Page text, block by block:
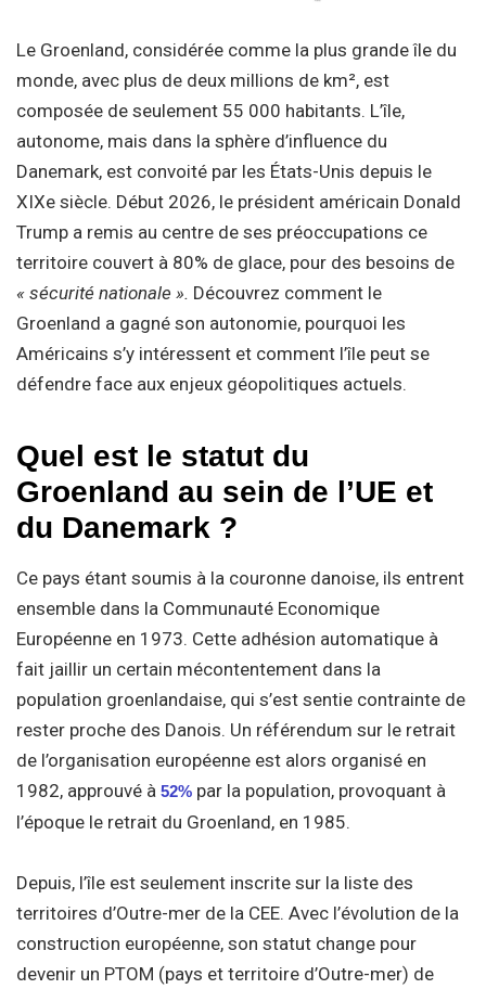
Le Groenland, considérée comme la plus grande île du
monde, avec plus de deux millions de km², est
composée de seulement 55 000 habitants. L’île,
autonome, mais dans la sphère d’influence du
Danemark, est convoité par les États-Unis depuis le
XIXe siècle. Début 2026, le président américain Donald
Trump a remis au centre de ses préoccupations ce
territoire couvert à 80% de glace, pour des besoins de
« sécurité nationale ». Découvrez comment le
Groenland a gagné son autonomie, pourquoi les
Américains s’y intéressent et comment l’île peut se
défendre face aux enjeux géopolitiques actuels.
Quel est le statut du
Groenland au sein de l’UE et
du Danemark ?
Ce pays étant soumis à la couronne danoise, ils entrent
ensemble dans la Communauté Economique
Européenne en 1973. Cette adhésion automatique à
fait jaillir un certain mécontentement dans la
population groenlandaise, qui s’est sentie contrainte de
rester proche des Danois. Un référendum sur le retrait
de l’organisation européenne est alors organisé en
1982, approuvé à 52% par la population, provoquant à
l’époque le retrait du Groenland, en 1985.
Depuis, l’île est seulement inscrite sur la liste des
territoires d’Outre-mer de la CEE. Avec l’évolution de la
construction européenne, son statut change pour
devenir un PTOM (pays et territoire d’Outre-mer) de